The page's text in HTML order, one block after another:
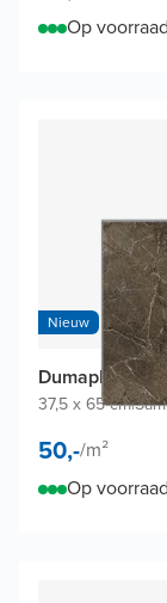
Op voorraad
Nieuw
Dumaplast
37,5 x 65 cm|
50,-/m²
Op voorraad